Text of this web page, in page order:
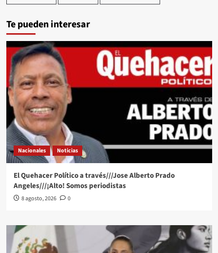
Te pueden interesar
Nacionales Noticias
El Quehacer Político a través///Jose Alberto Prado
Angeles///¡Alto! Somos periodistas
8 agosto, 2026 0